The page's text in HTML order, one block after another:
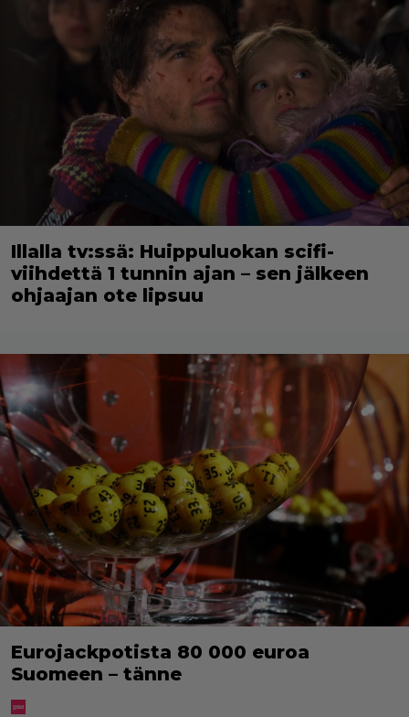
Illalla tv:ssä: Huippuluokan scifi-
viihdettä 1 tunnin ajan – sen jälkeen
ohjaajan ote lipsuu
Eurojackpotista 80 000 euroa
Suomeen – tänne